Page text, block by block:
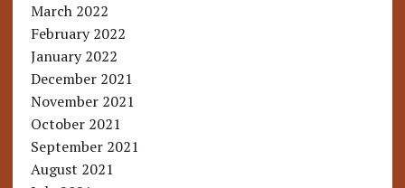
March 2022
February 2022
January 2022
December 2021
November 2021
October 2021
September 2021
August 2021